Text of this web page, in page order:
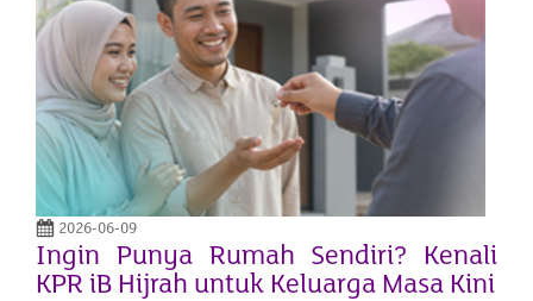
2026-06-09
Ingin Punya Rumah Sendiri? Kenali
KPR iB Hijrah untuk Keluarga Masa Kini